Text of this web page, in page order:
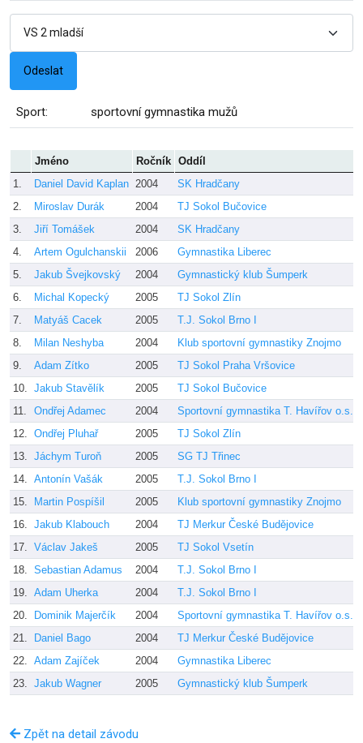
Sport: sportovní gymnastika mužů
Jméno Ročník Oddíl
1.
Daniel David Kaplan 2004 SK Hradčany
2.
Miroslav Durák 2004 TJ Sokol Bučovice
3.
Jiří Tomášek 2004 SK Hradčany
4.
Artem Ogulchanskii 2006 Gymnastika Liberec
5.
Jakub Švejkovský 2004 Gymnastický klub Šumperk
6.
Michal Kopecký 2005 TJ Sokol Zlín
7.
Matyáš Cacek 2005 T.J. Sokol Brno I
8.
Milan Neshyba 2004 Klub sportovní gymnastiky Znojmo
9.
Adam Zítko 2005 TJ Sokol Praha Vršovice
10. Jakub Stavělík 2005 TJ Sokol Bučovice
11.
Ondřej Adamec 2004 Sportovní gymnastika T. Havířov o.s.
12. Ondřej Pluhař 2005 TJ Sokol Zlín
13. Jáchym Turoň 2005
SG TJ Třinec
14. Antonín Vašák 2005 T.J. Sokol Brno I
15.
Martin Pospíšil 2005 Klub sportovní gymnastiky Znojmo
16. Jakub Klabouch 2004 TJ Merkur České Budějovice
17. Václav Jakeš 2005 TJ Sokol Vsetín
18. Sebastian Adamus 2004 T.J. Sokol Brno I
19. Adam Uherka 2004 T.J. Sokol Brno I
20.
Dominik Majerčík 2004 Sportovní gymnastika T. Havířov o.s.
21.
Daniel Bago 2004 TJ Merkur České Budějovice
22. Adam Zajíček 2004 Gymnastika Liberec
23. Jakub Wagner 2005 Gymnastický klub Šumperk
Zpět na detail závodu